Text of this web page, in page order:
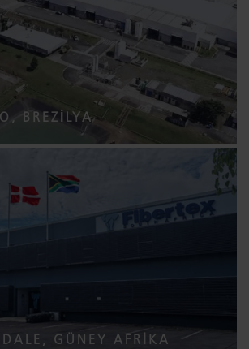
BREZILYA
GÜNEY AFRIKA